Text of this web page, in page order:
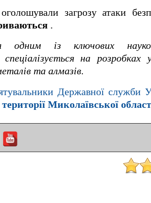
загрозу атаки
.
одним із ключових
на
та алмазів.
Державної служби
Миколаївської